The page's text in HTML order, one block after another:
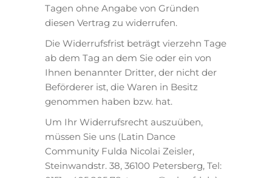
Tagen ohne Angabe von Gründen
diesen Vertrag zu widerrufen.
Die Widerrufsfrist beträgt vierzehn Tage
ab dem Tag an dem Sie oder ein von
Ihnen benannter Dritter, der nicht der
Beförderer ist, die Waren in Besitz
genommen haben bzw. hat.
Um Ihr Widerrufsrecht auszuüben,
müssen Sie uns (Latin Dance
Community Fulda Nicolai Zeisler,
Steinwandstr. 38, 36100 Petersberg, Tel: